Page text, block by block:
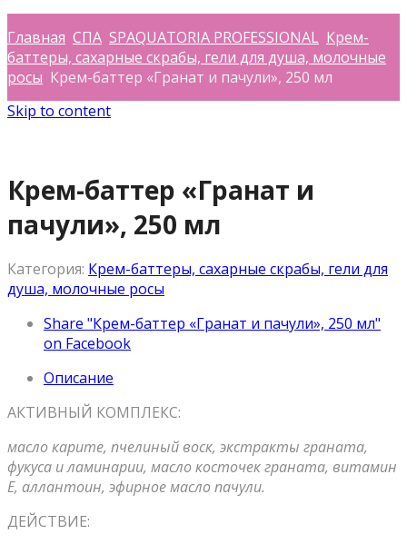
Главная СПА SPAQUATORIA PROFESSIONAL Крем-
баттеры, сахарные скрабы, гели для душа, молочные
росы Крем-баттер «Гранат и пачули», 250 мл
Skip to content
Крем-баттер «Гранат и
пачули», 250 мл
Категория: Крем-баттеры, сахарные скрабы, гели для
душа, молочные росы
Share "Крем-баттер «Гранат и пачули», 250 мл"
on Facebook
Описание
АКТИВНЫЙ КОМПЛЕКС:
масло карите, пчелиный воск, экстракты граната,
фукуса и ламинарии, масло косточек граната, витамин
Е, аллантоин, эфирное масло пачули.
ДЕЙСТВИЕ: